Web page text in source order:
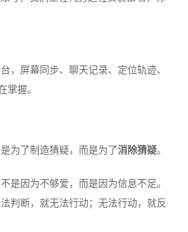
，屏幕同步、聊天记录、定位轨迹、
握。
为了制造猜疑，而是为了消除猜疑。
是因为不够爱，而是因为信息不足。
判断，就无法行动；无法行动，就反